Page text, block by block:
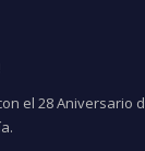
el 28 Aniversario